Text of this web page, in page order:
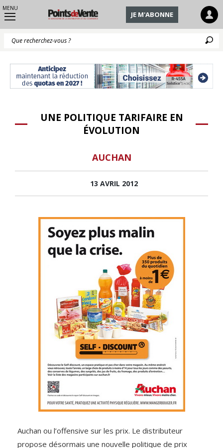
MENU
JE M'ABONNE
UNE POLITIQUE TARIFAIRE EN
ÉVOLUTION
AUCHAN
13 AVRIL 2012
Auchan ou l’offensive sur les prix. Le distributeur
propose désormais une nouvelle politique de prix